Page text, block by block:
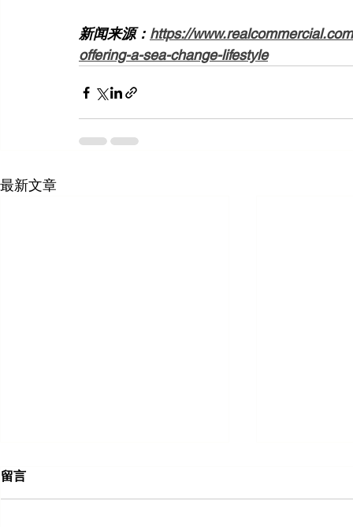
新闻来源： https://
offering-a-sea-change-lifestyle
最新文章
留言